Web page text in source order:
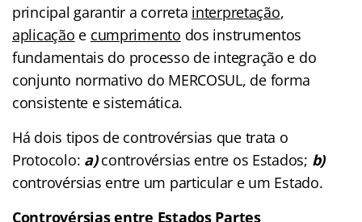
principal garantir a correta interpretação,
aplicação e cumprimento dos instrumentos
fundamentais do processo de integração e do
conjunto normativo do MERCOSUL, de forma
consistente e sistemática.
Há dois tipos de controvérsias que trata o
Protocolo: a) controvérsias entre os Estados; b)
controvérsias entre um particular e um Estado.
Controvérsias entre Estados Partes